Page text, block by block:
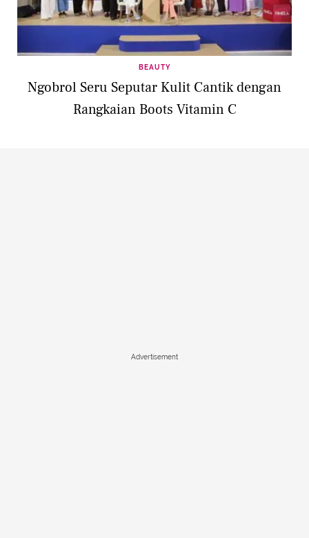
BEAUTY
Ngobrol Seru Seputar Kulit Cantik dengan
Rangkaian Boots Vitamin C
Advertisement